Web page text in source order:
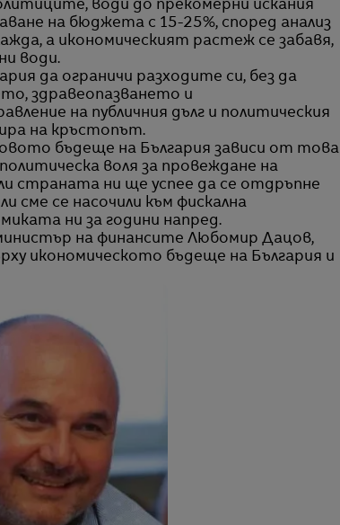
води до прекомерни искания
на бюджета с 15-25%, според анализ
а икономическият растеж се забавя,
води.
да ограничи разходите си, без да
здравеопазването и
на публичния дълг и политическия
на кръстопът.
бъдеще на България зависи от това
воля за провеждане на
страната ни ще успее да се отдръпне
сме се насочили към фискална
ни за години напред.
на финансите Любомир Дацов,
икономическото бъдеще на България и